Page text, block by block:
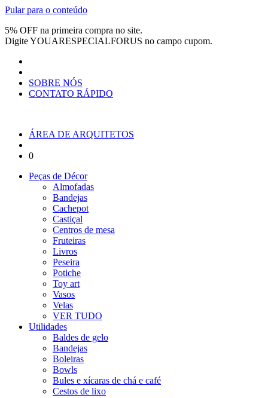
Pular para o conteúdo
5% OFF na primeira compra no site.
DigiteYOUARESPECIALFORUS no campo cupom.
SOBRE NÓS
CONTATO RÁPIDO
ÁREA DE ARQUITETOS
0
Peças de Décor
Almofadas
Bandejas
Cachepot
Castiçal
Centros de mesa
Fruteiras
Livros
Peseira
Potiche
Toy art
Vasos
Velas
VER TUDO
Utilidades
Baldes de gelo
Bandejas
Boleiras
Bowls
Bules e xícaras de chá e café
Cestos de lixo